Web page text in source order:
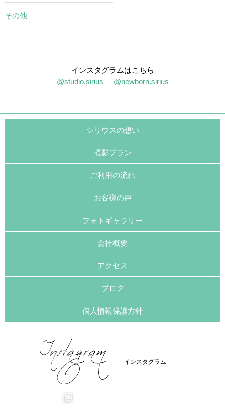
その他
インスタグラムはこちら
@studio.sirius
@newborn.sirius
シリウスの想い
撮影プラン
ご利用の流れ
お客様の声
フォトギャラリー
会社概要
アクセス
ブログ
個人情報保護方針
インスタグラム